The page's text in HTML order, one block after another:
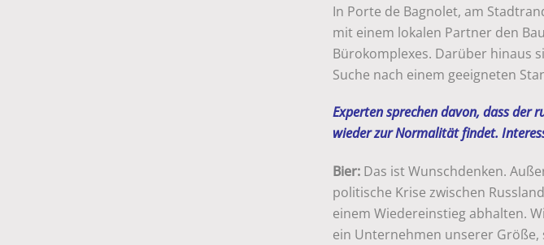
In Porte de Bagnolet, am
mit einem lokalen Partner den
Bürokomplexes. Darüber hinaus
Suche nach einem geeigneten
Experten sprechen davon, dass der
wieder zur Normalität findet.
Bier: Das ist Wunschdenken.
politische Krise zwischen
einem Wiedereinstieg abhalten.
ein Unternehmen unserer